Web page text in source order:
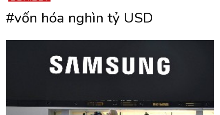
#vốn hóa nghìn tỷ USD